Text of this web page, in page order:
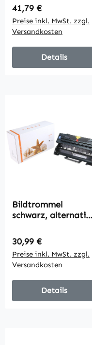
4x12000 Seiten
Regulärer Preis:
41,79 €
Preise inkl. MwSt. zzgl.
Versandkosten
Details
Bildtrommel
schwarz, alternativ
30000 Seiten
Regulärer Preis:
30,99 €
Preise inkl. MwSt. zzgl.
Versandkosten
Details